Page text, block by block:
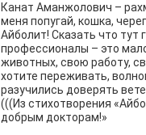
Канат Аманжолович –
меня попугай, кошка,
Айболит! Сказать что
профессионалы – это
животных, свою работу,
хотите переживать,
разучились доверять
(((Из стихотворения
добрым докторам!»